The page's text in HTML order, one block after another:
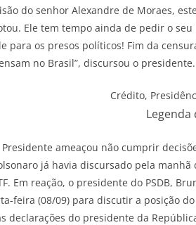
do senhor Alexandre de Moraes,
Ele tem tempo ainda de pedir o
para os presos políticos! Fim da
no Brasil”, discursou o presidente.
Crédito,
Legenda
Presidente ameaçou não cumprir
já havia discursado pela
Em reação, o presidente do PSDB,
feira (08/09) para discutir a posição
declarações do presidente da